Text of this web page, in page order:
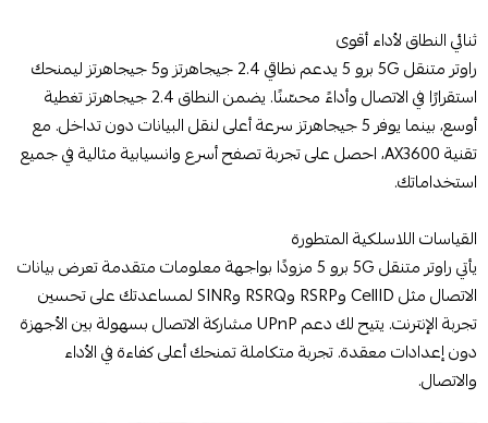
ثنائي النطاق لأداء أقوى
راوتر متنقل 5G برو 5 يدعم نطاقي 2.4 جيجاهرتز و5 جيجاهرتز ليمنحك
استقرارًا في الاتصال وأداءً محسّنًا. يضمن النطاق 2.4 جيجاهرتز تغطية
أوسع، بينما يوفر 5 جيجاهرتز سرعة أعلى لنقل البيانات دون تداخل. مع
تقنية AX3600، احصل على تجربة تصفح أسرع وانسيابية مثالية في جميع
استخداماتك.
القياسات اللاسلكية المتطورة
يأتي راوتر متنقل 5G برو 5 مزودًا بواجهة معلومات متقدمة تعرض بيانات
الاتصال مثل CellID وRSRP وRSRQ وSINR لمساعدتك على تحسين
تجربة الإنترنت. يتيح لك دعم UPnP مشاركة الاتصال بسهولة بين الأجهزة
دون إعدادات معقدة. تجربة متكاملة تمنحك أعلى كفاءة في الأداء
والاتصال.